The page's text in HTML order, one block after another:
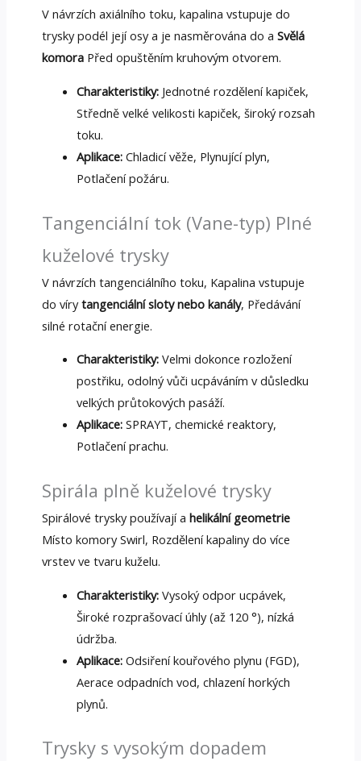
V návrzích axiálního toku, kapalina vstupuje do
trysky podél její osy a je nasměrována do a Svělá
komoraPřed opuštěním kruhovým otvorem.
Charakteristiky: Jednotné rozdělení kapiček,
Středně velké velikosti kapiček, široký rozsah
toku.
Aplikace: Chladicí věže, Plynující plyn,
Potlačení požáru.
Tangenciální tok (Vane-typ) Plné
kuželové trysky
V návrzích tangenciálního toku, Kapalina vstupuje
do vírytangenciální sloty nebo kanály, Předávání
silné rotační energie.
Charakteristiky: Velmi dokonce rozložení
postřiku, odolný vůči ucpáváním v důsledku
velkých průtokových pasáží.
Aplikace: SPRAYT, chemické reaktory,
Potlačení prachu.
Spirála plně kuželové trysky
Spirálové trysky používají a helikální geometrie
Místo komory Swirl, Rozdělení kapaliny do více
vrstev ve tvaru kuželu.
Charakteristiky: Vysoký odpor ucpávek,
Široké rozprašovací úhly (až 120 °), nízká
údržba.
Aplikace: Odsiření kouřového plynu (FGD),
Aerace odpadních vod, chlazení horkých
plynů.
Trysky s vysokým dopadem